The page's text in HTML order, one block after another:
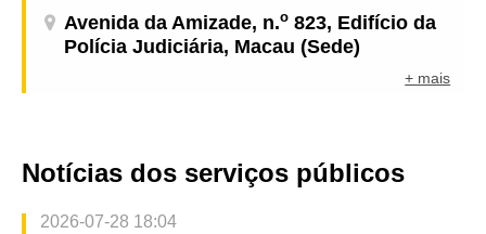
Avenida da Amizade, n.o 823, Edifício da
Polícia Judiciária, Macau (Sede)
+ mais
Notícias dos serviços públicos
2026-07-28 18:04